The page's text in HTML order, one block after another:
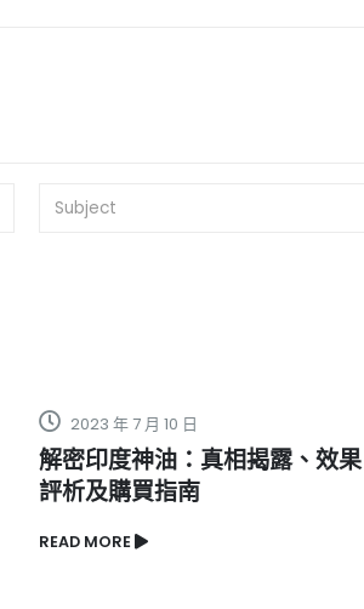
2023 年 5 月 2 日
沒有勃起功能障礙，好奇服用希
愛力會產生什麼影響？
READ MORE